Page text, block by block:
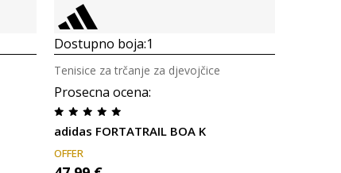
Dostupno boja:1
Prosecna ocena:
adidas FORTATRAIL BOA K
Tenisice za trčanje za djevojčice
OFFER